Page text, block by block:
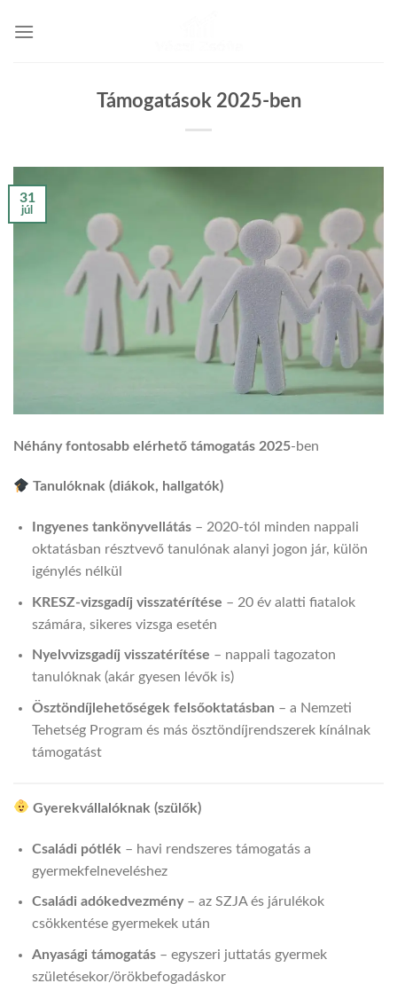
Támogatások 2025-ben
31
júl
Néhány fontosabb elérhető támogatás 2025-ben
Tanulóknak (diákok, hallgatók)
Ingyenes tankönyvellátás– 2020-tól minden nappali
oktatásban résztvevő tanulónak alanyi jogon jár, külön
igénylés nélkül
KRESZ‑vizsgadíj visszatérítése – 20 év alatti fiatalok
számára, sikeres vizsga esetén
Nyelvvizsgadíj visszatérítése – nappali tagozaton
tanulóknak (akár gyesen lévők is)
Ösztöndíjlehetőségek felsőoktatásban – a Nemzeti
Tehetség Program és más ösztöndíjrendszerek kínálnak
támogatást
Gyerekvállalóknak (szülők)
Családi pótlék – havi rendszeres támogatás a
gyermekfelneveléshez
Családi adókedvezmény– az SZJA és járulékok
csökkentése gyermekek után
Anyasági támogatás– egyszeri juttatás gyermek
születésekor/örökbefogadáskor